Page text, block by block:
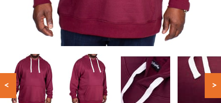
< >